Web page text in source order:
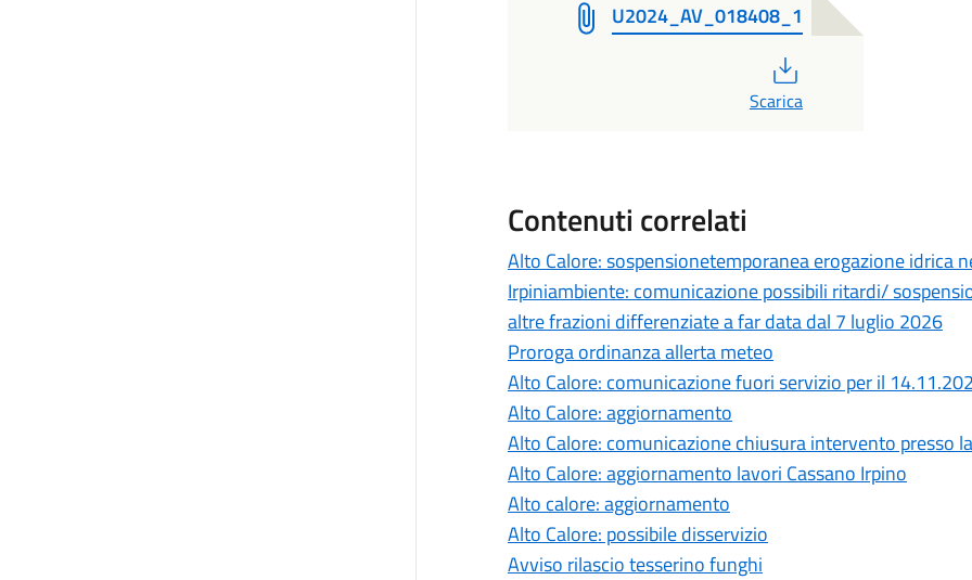
U2024_AV_018408_1
Scarica
Contenuti correlati
Alto Calore: sospensionetemporanea erogazione idrica
Irpiniambiente: comunicazione possibili ritardi/
altre frazioni differenziate a far data dal 7 luglio 2026
Proroga ordinanza allerta meteo
Alto Calore: comunicazione fuori servizio per il
Alto Calore: aggiornamento
Alto Calore: comunicazione chiusura intervento presso
Alto Calore: aggiornamento lavori Cassano Irpino
Alto calore: aggiornamento
Alto Calore: possibile disservizio
Avviso rilascio tesserino funghi